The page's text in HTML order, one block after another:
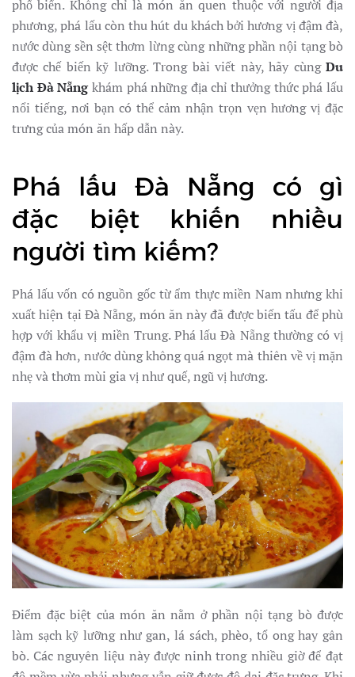
NGON?
KHÁM
PHÁ
6
PHÁ
LẤU
ĐẬM
VỊ
KHIẾN
phố biển. Không chỉ là món ăn quen thuộc với người địa
phương, phá lấu còn thu hút du khách bởi hương vị đậm đà,
nước dùng sền sệt thơm lừng cùng những phần nội tạng bò
được chế biến kỹ lưỡng. Trong bài viết này, hãy cùng Du
lịch Đà Nẵngkhám phá những địa chỉ thưởng thức phá lấu
nổi tiếng, nơi bạn có thể cảm nhận trọn vẹn hương vị đặc
trưng của món ăn hấp dẫn này.
Phá lấu Đà Nẵng có gì
đặc biệt khiến nhiều
người tìm kiếm?
Phá lấu vốn có nguồn gốc từ ẩm thực miền Nam nhưng khi
xuất hiện tại Đà Nẵng, món ăn này đã được biến tấu để phù
hợp với khẩu vị miền Trung. Phá lấu Đà Nẵng thường có vị
đậm đà hơn, nước dùng không quá ngọt mà thiên về vị mặn
nhẹ và thơm mùi gia vị như quế, ngũ vị hương.
Điểm đặc biệt của món ăn nằm ở phần nội tạng bò được
làm sạch kỹ lưỡng như gan, lá sách, phèo, tổ ong hay gân
bò. Các nguyên liệu này được ninh trong nhiều giờ để đạt